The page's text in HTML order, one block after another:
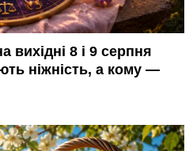
8 і 9 серпня
ніжність, а кому —